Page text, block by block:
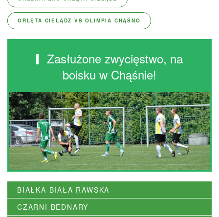
ORLĘTA CIELĄDZ VS OLIMPIA CHĄŚNO
Zasłużone zwycięstwo, na
boisku w Chąśnie!
BIAŁKA BIAŁA RAWSKA
CZARNI BEDNARY